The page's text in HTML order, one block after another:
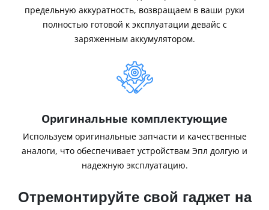
предельную аккуратность, возвращаем в ваши руки
полностью готовой к эксплуатации девайс с
заряженным аккумулятором.
Оригинальные комплектующие
Используем оригинальные запчасти и качественные
аналоги, что обеспечивает устройствам Эпл долгую и
надежную эксплуатацию.
Отремонтируйте свой гаджет на